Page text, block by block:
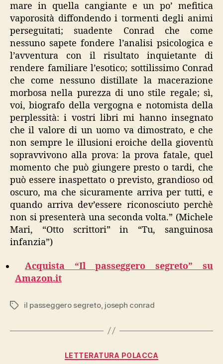
mare in quella cangiante e un po’ mefitica
vaporosità diffondendo i tormenti degli animi
perseguitati; suadente Conrad che come
nessuno sapete fondere l’analisi psicologica e
l’avventura con il risultato inquietante di
rendere familiare l’esotico; sottilissimo Conrad
che come nessuno distillate la macerazione
morbosa nella purezza di uno stile regale; sì,
voi, biografo della vergogna e notomista della
perplessità: i vostri libri mi hanno insegnato
che il valore di un uomo va dimostrato, e che
non sempre le illusioni eroiche della gioventù
sopravvivono alla prova: la prova fatale, quel
momento che può giungere presto o tardi, che
può essere inaspettato o previsto, grandioso od
oscuro, ma che sicuramente arriva per tutti, e
quando arriva dev’essere riconosciuto perchè
non si presenterà una seconda volta.” (Michele
Mari, “Otto scrittori” in “Tu, sanguinosa
infanzia”)
Acquista “Il passeggero segreto” su
Amazon.it
Tagsil passeggero segreto, joseph conrad
Categories
LETTERATURA POLACCA